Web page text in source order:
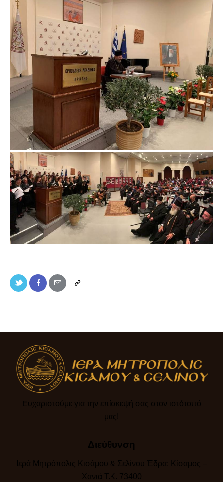
Ευχαριστούμε για την επίσκεψή σας στον ιστότοπό
μας!​
Διεύθυνση
Ιερά Μητρόπολις Κισάμου & Σελίνου Έδρα: Κίσαμος –
Χανιά Τ.Κ. 73400